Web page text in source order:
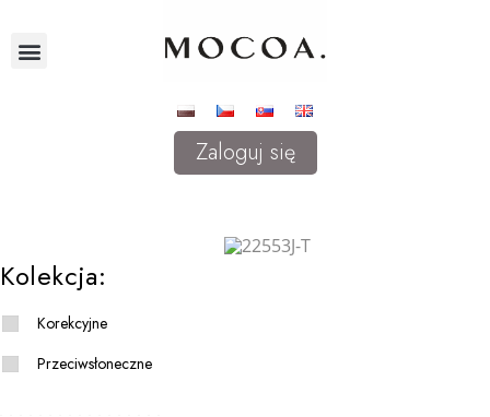
Zaloguj się
Kolekcja:
Korekcyjne
Przeciwsłoneczne